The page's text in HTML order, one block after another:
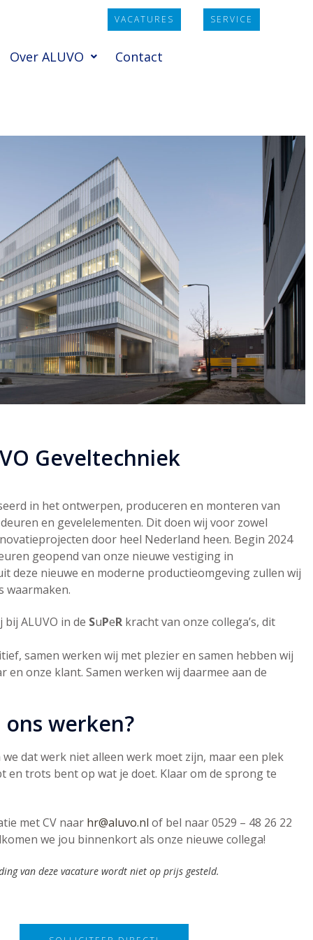
VACATURES SERVICE
Over ALUVO Contact
Geveltechniek
in het ontwerpen, produceren en monteren van
en gevelelementen. Dit doen wij voor zowel
door heel Nederland heen. Begin 2024
geopend van onze nieuwe vestiging in
deze nieuwe en moderne productieomgeving zullen wij
waarmaken.
ALUVO in de SuPeR kracht van onze collega’s, dit
samen werken wij met plezier en samen hebben wij
en onze klant. Samen werken wij daarmee aan de
werken?
we dat werk niet alleen werk moet zijn, maar een plek
en trots bent op wat je doet. Klaar om de sprong te
met CV naar hr@aluvo.nl of bel naar 0529 – 48 26 22
we jou binnenkort als onze nieuwe collega!
van deze vacature wordt niet op prijs gesteld.